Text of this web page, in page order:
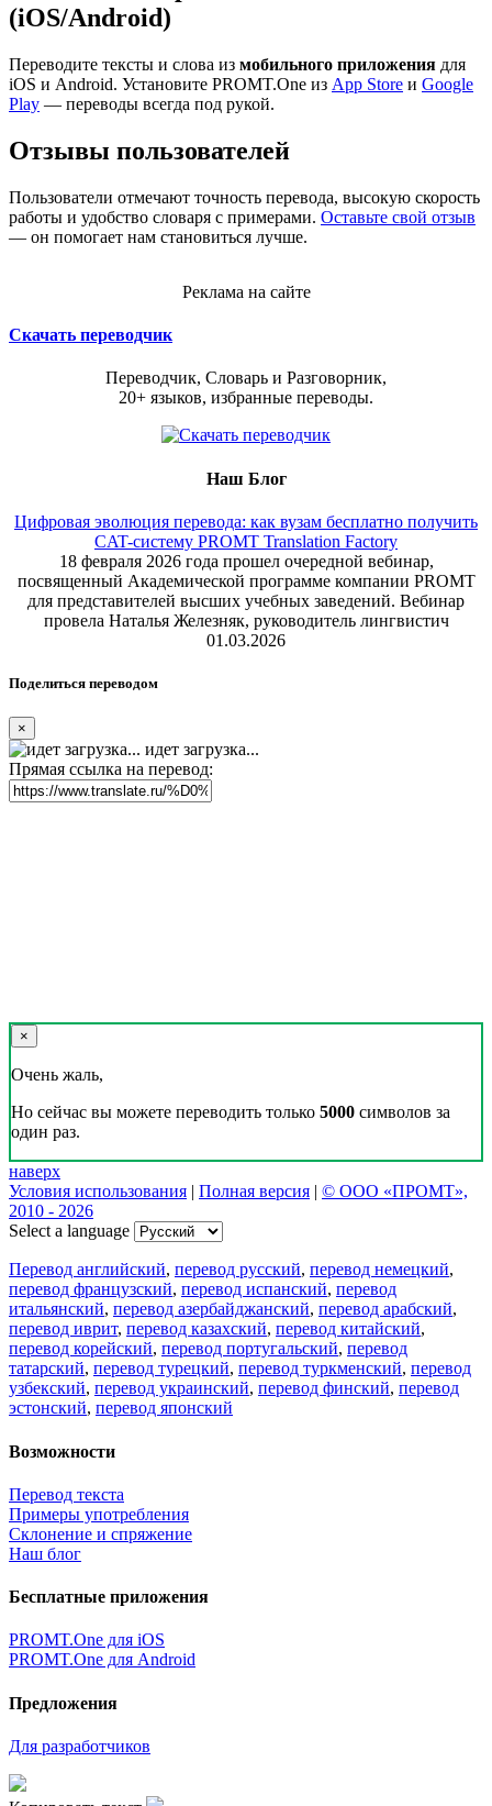
(iOS/Android)
Переводите тексты и слова из мобильного приложения для
iOS и Android. Установите PROMT.One из App Store и Google
Play — переводы всегда под рукой.
Отзывы пользователей
Пользователи отмечают точность перевода, высокую скорость
работы и удобство словаря с примерами. Оставьте свой отзыв
— он помогает нам становиться лучше.
Реклама на сайте
Скачать переводчик
Переводчик, Словарь и Разговорник,
20+ языков, избранные переводы.
Наш Блог
Цифровая эволюция перевода: как вузам бесплатно получить
CAT-систему PROMT Translation Factory
18 февраля 2026 года прошел очередной вебинар,
посвященный Академической программе компании PROMT
для представителей высших учебных заведений. Вебинар
провела Наталья Железняк, руководитель лингвистич
01.03.2026
Поделиться переводом
×
идет загрузка...
Прямая ссылка на перевод:
×
Очень жаль,
Но сейчас вы можете переводить только 5000 символов за
один раз.
наверх
Условия использования | Полная версия | © ООО «ПРОМТ»,
2010 - 2026
Select a language
Перевод английский, перевод русский, перевод немецкий,
перевод французский, перевод испанский, перевод
итальянский, перевод азербайджанский, перевод арабский,
перевод иврит, перевод казахский, перевод китайский,
перевод корейский, перевод португальский, перевод
татарский, перевод турецкий, перевод туркменский, перевод
узбекский, перевод украинский, перевод финский, перевод
эстонский, перевод японский
Возможности
Перевод текста
Примеры употребления
Склонение и спряжение
Наш блог
Бесплатные приложения
PROMT.One для iOS
PROMT.One для Android
Предложения
Для разработчиков